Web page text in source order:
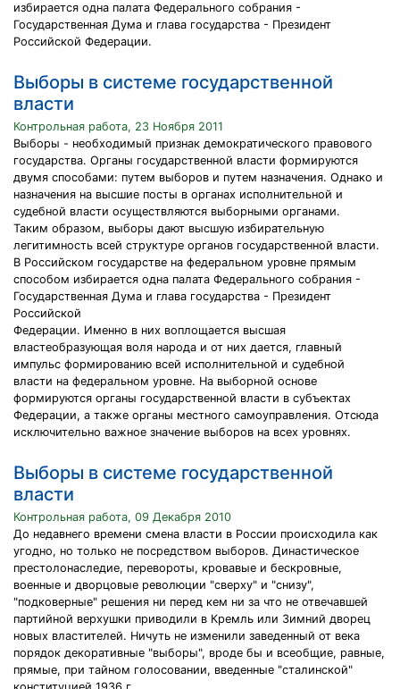
избирается одна палата Федерального собрания -
Государственная Дума и глава государства - Президент
Российской Федерации.
Выборы в системе государственной
власти
Контрольная работа, 23 Ноября 2011
Выборы - необходимый признак демократического правового
государства. Органы государственной власти формируются
двумя способами: путем выборов и путем назначения. Однако и
назначения на высшие посты в органах исполнительной и
судебной власти осуществляются выборными органами.
Таким образом, выборы дают высшую избирательную
легитимность всей структуре органов государственной власти.
В Российском государстве на федеральном уровне прямым
способом избирается одна палата Федерального собрания -
Государственная Дума и глава государства - Президент
Российской
Федерации. Именно в них воплощается высшая
властеобразующая воля народа и от них дается, главный
импульс формированию всей исполнительной и судебной
власти на федеральном уровне. На выборной основе
формируются органы государственной власти в субъектах
Федерации, а также органы местного самоуправления. Отсюда
исключительно важное значение выборов на всех уровнях.
Выборы в системе государственной
власти
Контрольная работа, 09 Декабря 2010
До недавнего времени смена власти в России происходила как
угодно, но только не посредством выборов. Династическое
престолонаследие, перевороты, кровавые и бескровные,
военные и дворцовые революции "сверху" и "снизу",
"подковерные" решения ни перед кем ни за что не отвечавшей
партийной верхушки приводили в Кремль или Зимний дворец
новых властителей. Ничуть не изменили заведенный от века
порядок декоративные "выборы", вроде бы и всеобщие, равные,
прямые, при тайном голосовании, введенные "сталинской"